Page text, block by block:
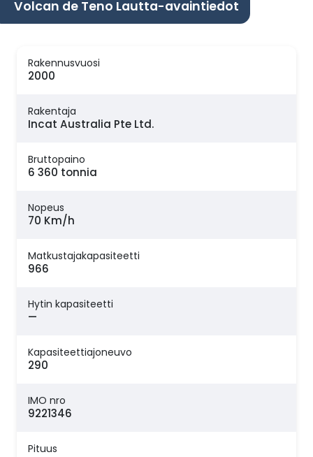
Volcan de Teno Lautta-avaintiedot
Rakennusvuosi
2000
Rakentaja
Incat Australia Pte Ltd.
Bruttopaino
6 360 tonnia
Nopeus
70 Km/h
Matkustajakapasiteetti
966
Hytin kapasiteetti
—
Kapasiteettiajoneuvo
290
IMO nro
9221346
Pituus